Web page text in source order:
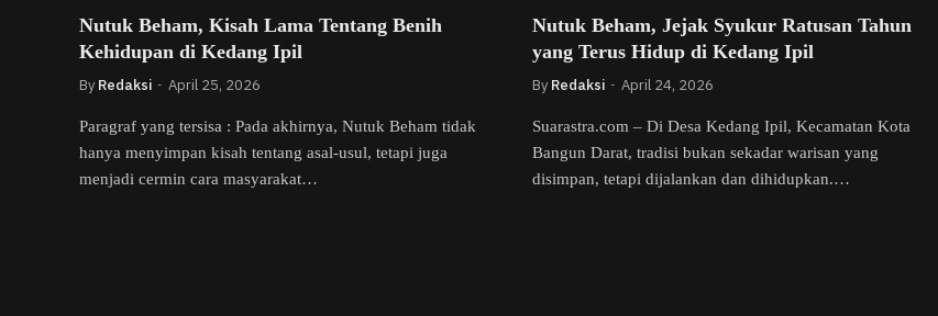
Nutuk Beham, Kisah Lama Tentang Benih
Kehidupan di Kedang Ipil
By Redaksi April 25, 2026
Paragraf yang tersisa : Pada akhirnya, Nutuk Beham tidak
hanya menyimpan kisah tentang asal-usul, tetapi juga
menjadi cermin cara masyarakat…
Nutuk Beham, Jejak Syukur Ratusan Tahun
yang Terus Hidup di Kedang Ipil
By Redaksi April 24, 2026
Suarastra.com – Di Desa Kedang Ipil, Kecamatan Kota
Bangun Darat, tradisi bukan sekadar warisan yang
disimpan, tetapi dijalankan dan dihidupkan.…